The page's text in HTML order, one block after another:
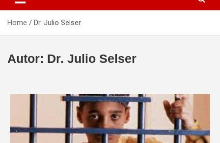
Home Dr. Julio Selser
Autor: Dr. Julio Selser